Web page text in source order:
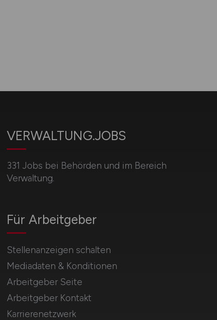
VERWALTUNG.JOBS
331 Jobs bei Behörden und im Bereich
Verwaltung.
Für Arbeitgeber
Stellenanzeigen schalten
Mediadaten & Konditionen
Arbeitgeber Seite
Arbeitgeber Kontakt
Karrierenetzwerk